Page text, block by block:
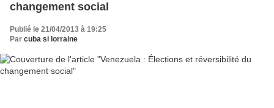
changement social
Publié le 21/04/2013 à 19:25
Par cuba si lorraine